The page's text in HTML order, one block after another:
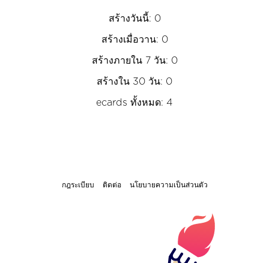
สร้างวันนี้: 0
สร้างเมื่อวาน: 0
สร้างภายใน 7 วัน: 0
สร้างใน 30 วัน: 0
ecards ทั้งหมด: 4
กฎระเบียบ ติดต่อ นโยบายความเป็นส่วนตัว